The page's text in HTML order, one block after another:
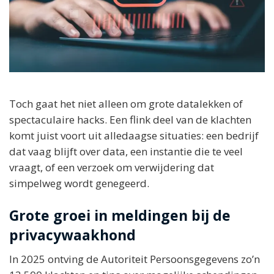
Toch gaat het niet alleen om grote datalekken of
spectaculaire hacks. Een flink deel van de klachten
komt juist voort uit alledaagse situaties: een bedrijf
dat vaag blijft over data, een instantie die te veel
vraagt, of een verzoek om verwijdering dat
simpelweg wordt genegeerd.
Grote groei in meldingen bij de
privacywaakhond
In 2025 ontving de Autoriteit Persoonsgegevens zo’n